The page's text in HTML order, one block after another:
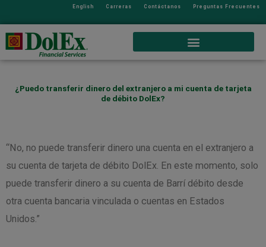
English Carreras Contáctanos Preguntas Frecuentes
¿Puedo transferir dinero del extranjero a mi cuenta de tarjeta
de débito DolEx?
“No, no puede transferir dinero una cuenta en el extranjero a
su cuenta de tarjeta de débito DolEx. En este momento, solo
puede transferir dinero a su cuenta de Barrí débito desde
otra cuenta bancaria vinculada o cuentas en Estados
Unidos.”